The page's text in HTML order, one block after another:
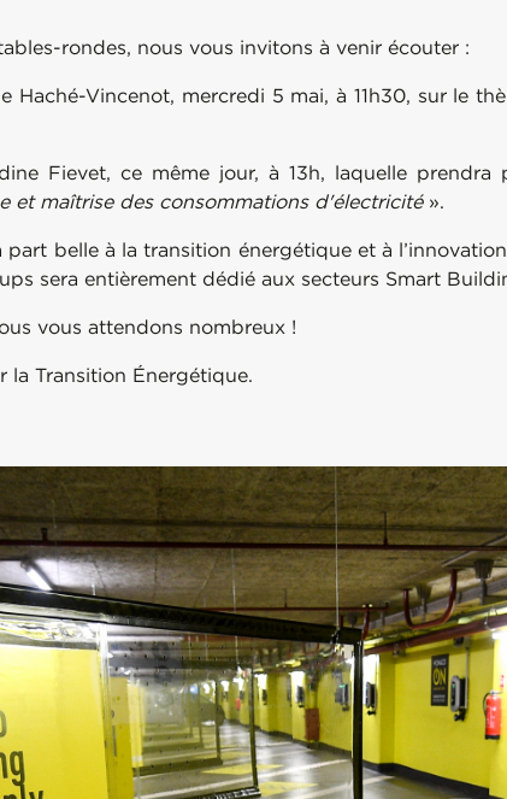
rondes, nous vous invitons à venir écouter :
Haché-Vincenot, mercredi 5 mai, à 11h30, sur le
Fievet, ce même jour, à 13h, laquelle
et maîtrise des consommations d'électricité».
part belle à la transition énergétique et à
sera entièrement dédié aux secteurs Smart
vous attendons nombreux !
la Transition Énergétique.